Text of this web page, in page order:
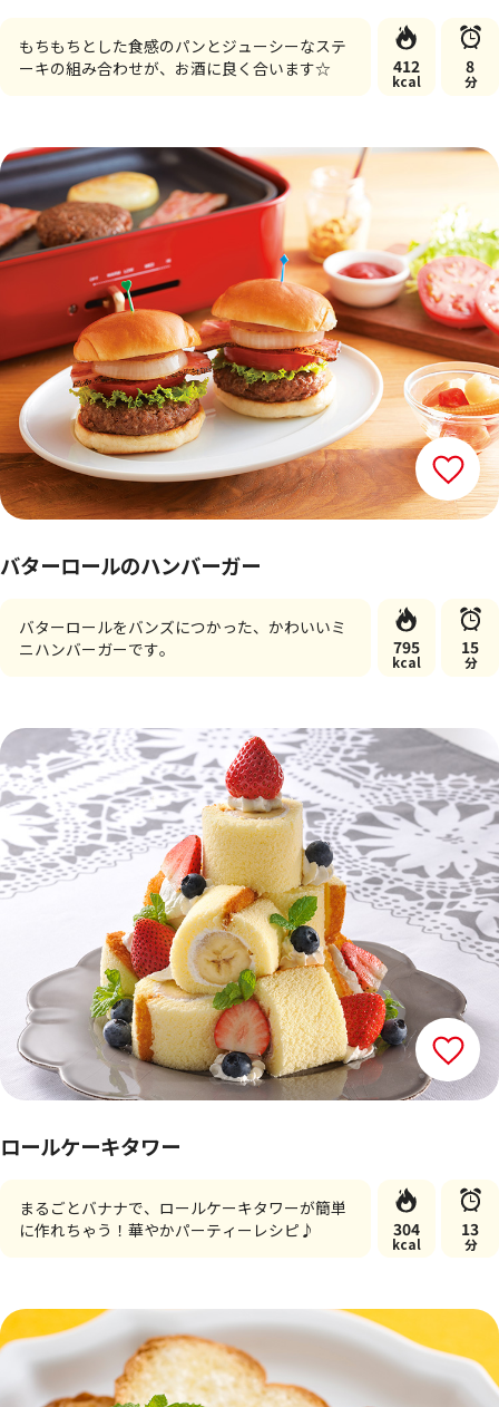
もちもちとした食感のパンとジューシーなステ
ーキの組み合わせが、お酒に良く合います☆
412
kcal
8
分
バターロールのハンバーガー
バターロールをバンズにつかった、かわいいミ
ニハンバーガーです。
795
kcal
15
分
ロールケーキタワー
まるごとバナナで、ロールケーキタワーが簡単
に作れちゃう！華やかパーティーレシピ♪
304
kcal
13
分